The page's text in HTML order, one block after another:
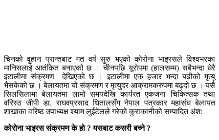
चिनको वुहान प्रान्तबाट गत वर्ष सुरु भएको कोरोना भाइरसले विश्वभरका
मानिसलाई आतंकित बनाएको छ । चीनपछि यूरोपमा (हालसम्म) सबैभन्दा धेरै
इटालीमा संक्रमण देखिएको छ । इटालीमा एक हजार भन्दा बढीको मृत्यू
भैसकेको छ । बेलायतमा यो संक्रमण र मृत्युदर आक्रामकरुपमा बढ्दो छ । यसै
सिलसिलामा बेलायतमा लामो समयदेखि कार्यरत एकजना चिकित्सक तथा
वरिस्ठ जीपी डा. राघवप्रसाद धितालसँग नेपाल पत्रकार महासंघ बेलायत
शाखाका वरिष्ठ उपाध्यक्ष श्याम लुईटेलले गरेको कुराकानीको सम्पादित अंश:
कोरोना भाइरस संक्रमण के हो ?यसबाट कसरी बच्ने ?